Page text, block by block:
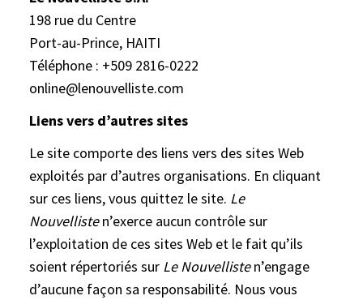
198 rue du Centre
Port-au-Prince, HAITI
Téléphone : +509 2816-0222
online@lenouvelliste.com
Liens vers d’autres sites
Le site comporte des liens vers des sites Web
exploités par d’autres organisations. En cliquant
sur ces liens, vous quittez le site. Le
Nouvellisten’exerce aucun contrôle sur
l’exploitation de ces sites Web et le fait qu’ils
soient répertoriés sur Le Nouvellisten’engage
d’aucune façon sa responsabilité. Nous vous